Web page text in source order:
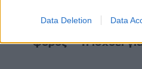
Data Deletion Data
Μεταφορές
φόρος – Τι ισχυεί